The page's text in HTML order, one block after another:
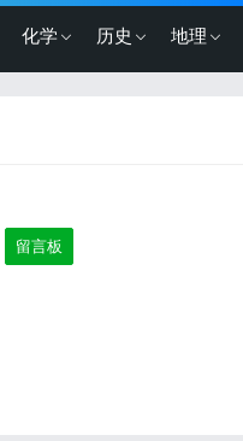
化学 历史 地理
留言板